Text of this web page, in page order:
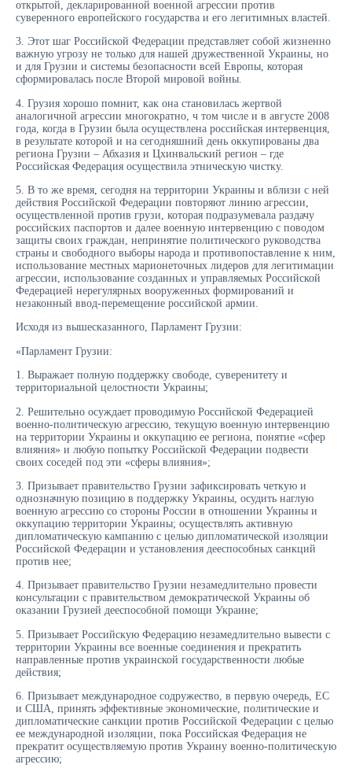
открытой, декларированной военной агрессии против
суверенного европейского государства и его легитимных властей.
3. Этот шаг Российской Федерации представляет собой жизненно
важную угрозу не только для нашей дружественной Украины, но
и для Грузии и системы безопасности всей Европы, которая
сформировалась после Второй мировой войны.
4. Грузия хорошо помнит, как она становилась жертвой
аналогичной агрессии многократно, ч том числе и в августе 2008
года, когда в Грузии была осуществлена российская интервенция,
в результате которой и на сегодняшний день оккупированы два
региона Грузии – Абхазия и Цхинвальский регион – где
Российская Федерация осуществила этническую чистку.
5. В то же время, сегодня на территории Украины и вблизи с ней
действия Российской Федерации повторяют линию агрессии,
осуществленной против грузи, которая подразумевала раздачу
российских паспортов и далее военную интервенцию с поводом
защиты своих граждан, непринятие политического руководства
страны и свободного выборы народа и противопоставление к ним,
использование местных марионеточных лидеров для легитимации
агрессии, использование созданных и управляемых Российской
Федерацией нерегулярных вооруженных формирований и
незаконный ввод-перемещение российской армии.
Исходя из вышесказанного, Парламент Грузии:
«Парламент Грузии:
1. Выражает полную поддержку свободе, суверенитету и
территориальной целостности Украины;
2. Решительно осуждает проводимую Российской Федерацией
военно-политическую агрессию, текущую военную интервенцию
на территории Украины и оккупацию ее региона, понятие «сфер
влияния» и любую попытку Российской Федерации подвести
своих соседей под эти «сферы влияния»;
3. Призывает правительство Грузии зафиксировать четкую и
однозначную позицию в поддержку Украины, осудить наглую
военную агрессию со стороны России в отношении Украины и
оккупацию территории Украины; осуществлять активную
дипломатическую кампанию с целью дипломатической изоляции
Российской Федерации и установления дееспособных санкций
против нее;
4. Призывает правительство Грузии незамедлительно провести
консультации с правительством демократической Украины об
оказании Грузией дееспособной помощи Украине;
5. Призывает Российскую Федерацию незамедлительно вывести с
территории Украины все военные соединения и прекратить
направленные против украинской государственности любые
действия;
6. Призывает международное содружество, в первую очередь, ЕС
и США, принять эффективные экономические, политические и
дипломатические санкции против Российской Федерации с целью
ее международной изоляции, пока Российская Федерация не
прекратит осуществляемую против Украину военно-политическую
агрессию;